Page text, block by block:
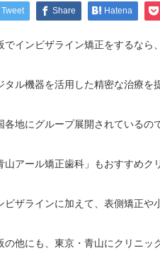
Tweet Share Hatena
でインビザライン矯正をするなら
タル機器を活用した精密な治療を
各地にグループ展開されているの
山アール矯正歯科」もおすすめク
ビザラインに加えて、表側矯正や
の他にも、東京・青山にクリニッ